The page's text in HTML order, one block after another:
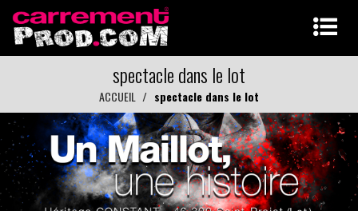
spectacle dans le lot
ACCUEIL spectacle dans le lot